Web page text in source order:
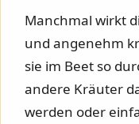
Manchmal wirkt
und angenehm
sie im Beet so
andere Kräuter
werden oder